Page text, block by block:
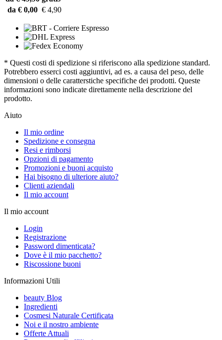
da € 0,00 € 4,90
* Questi costi di spedizione si riferiscono alla spedizione standard.
Potrebbero esserci costi aggiuntivi, ad es. a causa del peso, delle
dimensioni o delle caratterstiche specifiche dei prodotti. Queste
informazioni sono indicate direttamente nella descrizione del
prodotto.
Aiuto
Il mio ordine
Spedizione e consegna
Resi e rimborsi
Opzioni di pagamento
Promozioni e buoni acquisto
Hai bisogno di ulteriore aiuto?
Clienti aziendali
Il mio account
Il mio account
Login
Registrazione
Password dimenticata?
Dove è il mio pacchetto?
Riscossione buoni
Informazioni Utili
beauty Blog
Ingredienti
Cosmesi Naturale Certificata
Noi e il nostro ambiente
Offerte Attuali